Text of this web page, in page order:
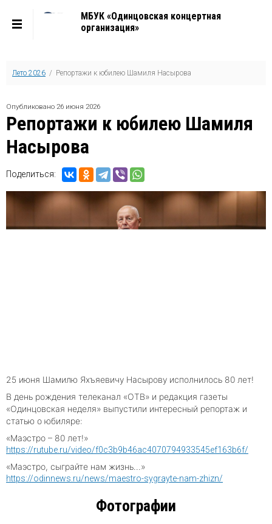
МБУК «Одинцовская концертная
организация»
Лето 2026 / Репортажи к юбилею Шамиля Насырова
Опубликовано 26 июня 2026
Репортажи к юбилею Шамиля
Насырова
Поделиться:
25 июня Шамилю Яхъяевичу Насырову исполнилось 80 лет!
В день рождения телеканал «ОТВ» и редакция газеты
«Одинцовская неделя» выпустили интересный репортаж и
статью о юбиляре:
«Маэстро – 80 лет!»
https://rutube.ru/video/f0c3b9b46ac4070794933545ef163b6f/
«Маэстро, сыграйте нам жизнь…»
https://odinnews.ru/news/maestro-sygrayte-nam-zhizn/
Фотографии